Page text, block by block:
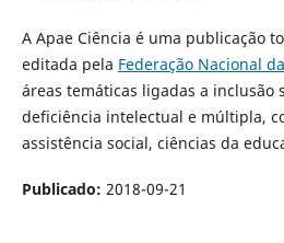
A Apae Ciência é uma publicação
editada pela Federação Nacional
áreas temáticas ligadas a inclusão
deficiência intelectual e múltipla,
assistência social, ciências da
Publicado: 2018-09-21